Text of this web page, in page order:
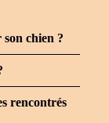
chien ?
rencontrés